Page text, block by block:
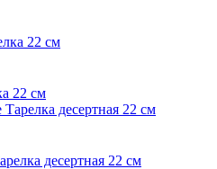
22 см
десертная 22 см